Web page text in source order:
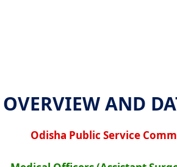
OVERVIEW AND
Odisha Public Service